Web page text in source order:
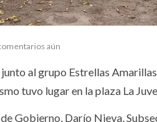
aún
al grupo Estrellas
tuvo lugar en la plaza La
Gobierno, Darío Nieva,